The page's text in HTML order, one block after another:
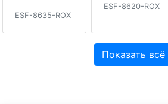
ESF-8635-ROX
ESF-8620-ROX
Показать всё